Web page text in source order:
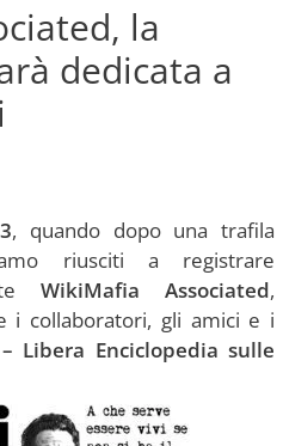
la
dedicata a
, quando dopo una trafila
riusciti a registrare
WikiMafia Associated,
i collaboratori, gli amici e i
Libera Enciclopedia sulle